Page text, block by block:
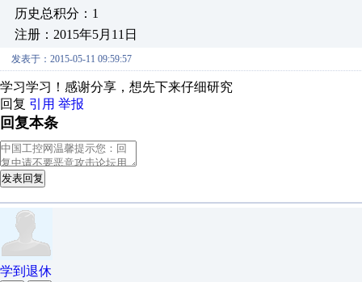
历史总积分：1
注册：2015年5月11日
发表于：2015-05-11 09:59:57
学习学习！感谢分享，想先下来仔细研究
回复 引用 举报
回复本条
发表回复
学到退休